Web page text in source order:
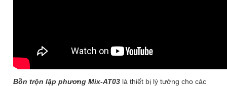
Bồn trộn lập phương Mix-AT03 là thiết bị lý tưởng cho các